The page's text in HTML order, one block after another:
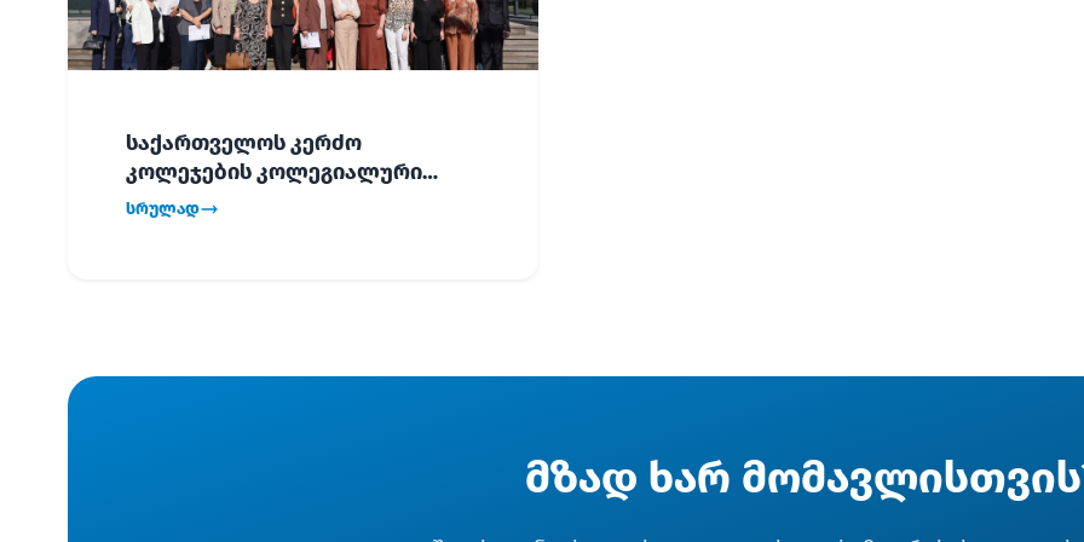
საქართველოს კერძო
კოლეჯების კოლეგიალური
ვიზიტი ბათუმში!
სრულად
მზად ხარ